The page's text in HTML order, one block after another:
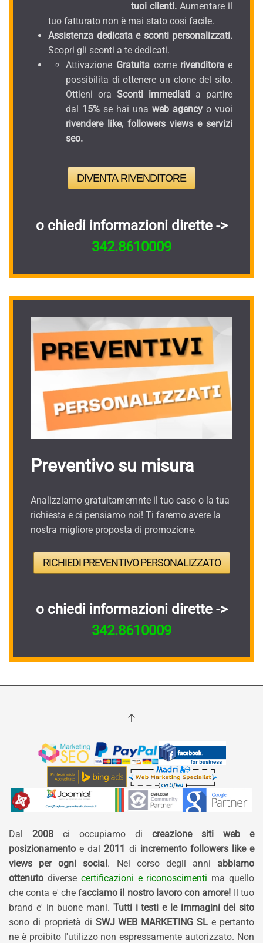
tuoi clienti. Aumentare il
tuo fatturato non è mai stato cosi facile.
Assistenza dedicata e sconti personalizzati.
Scopri gli sconti a te dedicati.
Attivazione Gratuitacomerivenditoree
possibilita di ottenere un clone del sito.
Ottieni ora Sconti immediati a partire
dal 15% se hai una web agency o vuoi
rivendere like, followers views e servizi
seo.
DIVENTA RIVENDITORE
o chiedi informazioni dirette ->
342.8610009
Preventivo su misura
Analizziamo gratuitamemnte il tuo caso o la tua
richiesta e ci pensiamo noi! Ti faremo avere la
nostra migliore proposta di promozione.
RICHIEDI PREVENTIVO PERSONALIZZATO
o chiedi informazioni dirette ->
342.8610009
Dal 2008 ci occupiamo di creazione siti web e
posizionamento e dal 2011 di incremento followers like e
views per ogni social. Nel corso degli anni abbiamo
ottenuto diverse certificazioni e riconoscimenti ma quello
che conta e' che facciamo il nostro lavoro con amore! Il tuo
brand e' in buone mani. Tutti i testi e le immagini del sito
sono di proprietà di SWJ WEB MARKETING SL e pertanto
ne è proibito l'utilizzo non espressamente autorizzato. Non